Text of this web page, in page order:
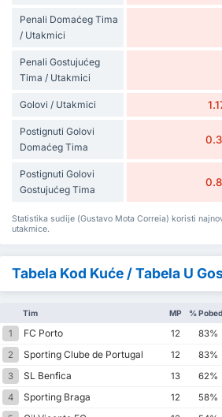
Penali Domaćeg Tima
/ Utakmici
Penali Gostujućeg
Tima / Utakmici
Golovi / Utakmici
Postignuti Golovi
Domaćeg Tima
Postignuti Golovi
Gostujućeg Tima
Statistika sudije (Gustavo Mota Correia) koristi
utakmice.
Tabela Kod Kuće / Tabela U
Tim MP %
1 FC Porto 12 83%
2
Sporting Clube de Portugal 12 83%
3
SL Benfica 13 62%
4
Sporting Braga 12 58%